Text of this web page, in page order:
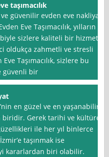
taşımacılık
güvenilir evden eve nakliyat
Eve Taşımacılık, yılların
sizlere kaliteli bir hizmet
oldukça zahmetli ve stresli
Taşımacılık, sizlere bu
güvenli bir
en güzel ve en yaşanabilir
Gerek tarihi ve kültürel
ile her yıl binlerce
taşınmak ise
kararlardan biri olabilir.